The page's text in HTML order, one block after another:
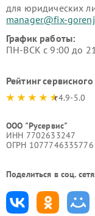
для юридических
manager@fix-
График работы:
ПН-ВСК с 9:00 до
Рейтинг
4.9-5.0
ООО "Русервис"
ИНН 7702633247
ОГРН 1077746335776
Поделиться в соц.